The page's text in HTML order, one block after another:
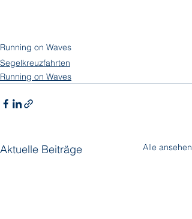
Running on Waves
Segelkreuzfahrten
Running on Waves
Aktuelle Beiträge Alle ansehen